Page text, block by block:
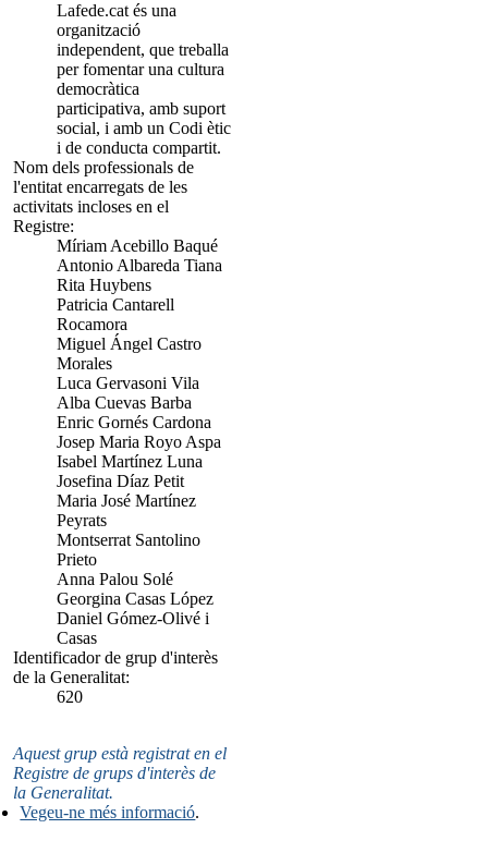
Lafede.cat és una
organització
independent, que treballa
per fomentar una cultura
democràtica
participativa, amb suport
social, i amb un Codi ètic
i de conducta compartit.
Nom dels professionals de
l'entitat encarregats de les
activitats incloses en el
Registre:
Míriam Acebillo Baqué
Antonio Albareda Tiana
Rita Huybens
Patricia Cantarell
Rocamora
Miguel Ángel Castro
Morales
Luca Gervasoni Vila
Alba Cuevas Barba
Enric Gornés Cardona
Josep Maria Royo Aspa
Isabel Martínez Luna
Josefina Díaz Petit
Maria José Martínez
Peyrats
Montserrat Santolino
Prieto
Anna Palou Solé
Georgina Casas López
Daniel Gómez-Olivé i
Casas
Identificador de grup d'interès
de la Generalitat:
620
Aquest grup està registrat en el
Registre de grups d'interès de
la Generalitat.
Vegeu-ne més informació.